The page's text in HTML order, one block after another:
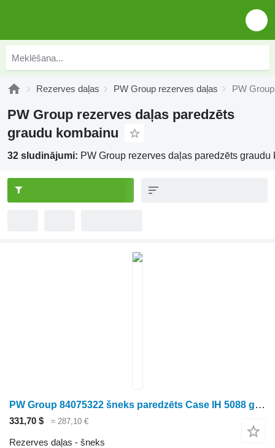
Rezerves daļas PW Group rezerves daļas PW
PW Group rezerves daļas paredzēts
graudu kombainu
32 sludinājumi: PW Group rezerves daļas paredzēts graudu
PW Group 84075322 šneks paredzēts Case IH 5088 graudu kombaina
331,70 $ ≈ 287,10 €
Rezerves daļas - šneks